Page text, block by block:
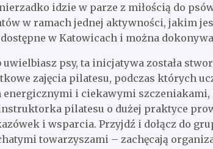
idzie w parze z miłością do
w ramach jednej aktywności, jakim
w Katowicach i można
psy, ta inicjatywa została
zajęcia pilatesu, podczas których
energicznymi i ciekawymi
pilatesu o dużej praktyce
i wsparcia. Przyjdź i dołącz do
towarzyszami – zachęcają